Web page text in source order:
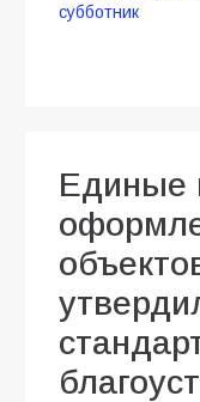
субботник
Единые